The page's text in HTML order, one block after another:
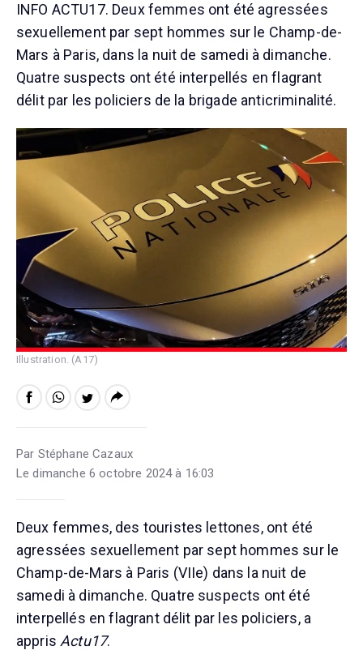
INFO ACTU17. Deux femmes ont été agressées
sexuellement par sept hommes sur le Champ-de-
Mars à Paris, dans la nuit de samedi à dimanche.
Quatre suspects ont été interpellés en flagrant
délit par les policiers de la brigade anticriminalité.
Illustration. (A17)
Par Stéphane Cazaux
Le dimanche 6 octobre 2024 à 16:03
Deux femmes, des touristes lettones, ont été
agressées sexuellement par sept hommes sur le
Champ-de-Mars à Paris (VIIe) dans la nuit de
samedi à dimanche. Quatre suspects ont été
interpellés en flagrant délit par les policiers, a
apprisActu17.